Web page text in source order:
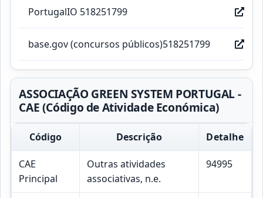
PortugalIO 518251799
base.gov (concursos públicos)518251799
ASSOCIAÇÃO GREEN SYSTEM PORTUGAL -
CAE (Código de Atividade Económica)
Código Descrição Detalhe
CAE
Principal
Outras atividades
associativas, n.e.
94995